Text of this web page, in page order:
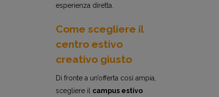
esperienza diretta.
Come scegliere il
centro estivo
creativo giusto
Di fronte a un’offerta così ampia,
scegliere il campus estivo